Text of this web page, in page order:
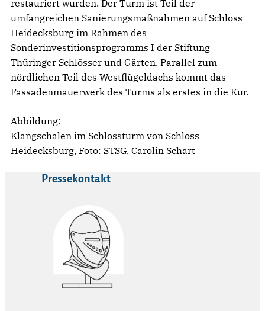
restauriert wurden. Der Turm ist Teil der
umfangreichen Sanierungsmaßnahmen auf Schloss
Heidecksburg im Rahmen des
Sonderinvestitionsprogramms I der Stiftung
Thüringer Schlösser und Gärten. Parallel zum
nördlichen Teil des Westflügeldachs kommt das
Fassadenmauerwerk des Turms als erstes in die Kur.
Abbildung:
Klangschalen im Schlossturm von Schloss
Heidecksburg, Foto: STSG, Carolin Schart
Pressekontakt